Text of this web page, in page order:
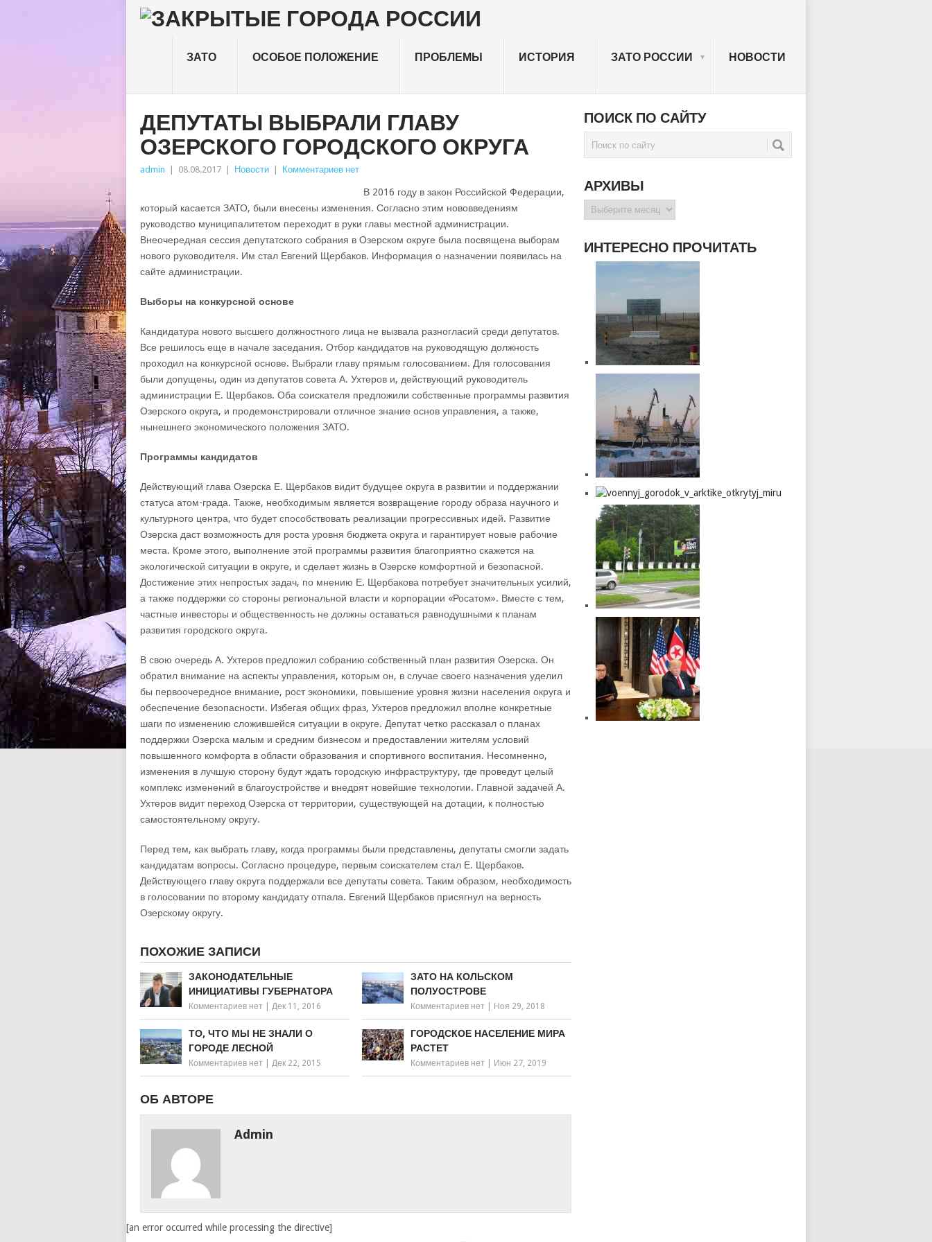
ЗАТО ОСОБОЕ ПОЛОЖЕНИЕ ПРОБЛЕМЫ ИСТОРИЯ ЗАТО РОССИИ ▼ НОВОСТИ
ДЕПУТАТЫ ВЫБРАЛИ ГЛАВУ
ОЗЕРСКОГО ГОРОДСКОГО ОКРУГА
admin 08.08.2017 Новости Комментариев нет
В 2016 году в закон Российской Федерации,
который касается ЗАТО, были внесены изменения. Согласно этим нововведениям
руководство муниципалитетом переходит в руки главы местной администрации.
Внеочередная сессия депутатского собрания в Озерском округе была посвящена выборам
нового руководителя. Им стал Евгений Щербаков. Информация о назначении появилась на
сайте администрации.
Выборы на конкурсной основе
Кандидатура нового высшего должностного лица не вызвала разногласий среди депутатов.
Все решилось еще в начале заседания. Отбор кандидатов на руководящую должность
проходил на конкурсной основе. Выбрали главу прямым голосованием. Для голосования
были допущены, один из депутатов совета А. Ухтеров и, действующий руководитель
администрации Е. Щербаков. Оба соискателя предложили собственные программы развития
Озерского округа, и продемонстрировали отличное знание основ управления, а также,
нынешнего экономического положения ЗАТО.
Программы кандидатов
Действующий глава Озерска Е. Щербаков видит будущее округа в развитии и поддержании
статуса атом-града. Также, необходимым является возвращение городу образа научного и
культурного центра, что будет способствовать реализации прогрессивных идей. Развитие
Озерска даст возможность для роста уровня бюджета округа и гарантирует новые рабочие
места. Кроме этого, выполнение этой программы развития благоприятно скажется на
экологической ситуации в округе, и сделает жизнь в Озерске комфортной и безопасной.
Достижение этих непростых задач, по мнению Е. Щербакова потребует значительных усилий,
а также поддержки со стороны региональной власти и корпорации «Росатом». Вместе с тем,
частные инвесторы и общественность не должны оставаться равнодушными к планам
развития городского округа.
В свою очередь А. Ухтеров предложил собранию собственный план развития Озерска. Он
обратил внимание на аспекты управления, которым он, в случае своего назначения уделил
бы первоочередное внимание, рост экономики, повышение уровня жизни населения округа и
обеспечение безопасности. Избегая общих фраз, Ухтеров предложил вполне конкретные
шаги по изменению сложившейся ситуации в округе. Депутат четко рассказал о планах
поддержки Озерска малым и средним бизнесом и предоставлении жителям условий
повышенного комфорта в области образования и спортивного воспитания. Несомненно,
изменения в лучшую сторону будут ждать городскую инфраструктуру, где проведут целый
комплекс изменений в благоустройстве и внедрят новейшие технологии. Главной задачей А.
Ухтеров видит переход Озерска от территории, существующей на дотации, к полностью
самостоятельному округу.
Перед тем, как выбрать главу, когда программы были представлены, депутаты смогли задать
кандидатам вопросы. Согласно процедуре, первым соискателем стал Е. Щербаков.
Действующего главу округа поддержали все депутаты совета. Таким образом, необходимость
в голосовании по второму кандидату отпала. Евгений Щербаков присягнул на верность
Озерскому округу.
ПОХОЖИЕ ЗАПИСИ
ЗАКОНОДАТЕЛЬНЫЕ
ИНИЦИАТИВЫ ГУБЕРНАТОРА
Комментариев нет Дек 11, 2016
ЗАТО НА КОЛЬСКОМ
ПОЛУОСТРОВЕ
Комментариев нет Ноя 29, 2018
ТО, ЧТО МЫ НЕ ЗНАЛИ О
ГОРОДЕ ЛЕСНОЙ
Комментариев нет Дек 22, 2015
ГОРОДСКОЕ НАСЕЛЕНИЕ МИРА
РАСТЕТ
Комментариев нет Июн 27, 2019
ОБ АВТОРЕ
Admin
ПОИСК ПО САЙТУ
АРХИВЫ
Архивы
ИНТЕРЕСНО ПРОЧИТАТЬ
[an error occurred while processing the directive]